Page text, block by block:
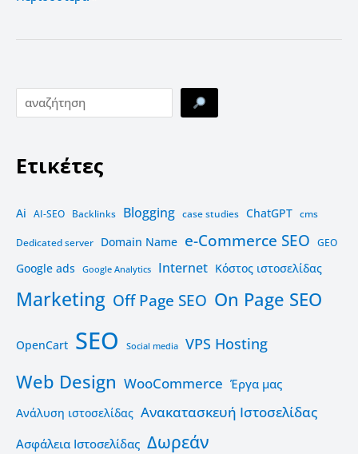
Ετικέτες
Ai AI-SEO Backlinks Blogging case studies ChatGPT cms
Dedicated server Domain Name e-Commerce SEO GEO
Google ads Google Analytics Internet Kόστος ιστοσελίδας
Marketing Off Page SEO On Page SEO
OpenCart SEO Social media VPS Hosting
Web Design WooCommerce Έργα μας
Ανάλυση ιστοσελίδας Ανακατασκευή Ιστοσελίδας
Ασφάλεια Ιστοσελίδας Δωρεάν